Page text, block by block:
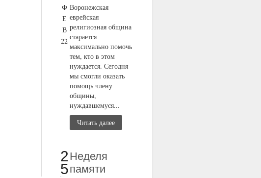
Ф
Е
В
22
Воронежская
еврейская
религиозная община
старается
максимально помочь
тем, кто в этом
нуждается. Сегодня
мы смогли оказать
помощь члену
общины,
нуждавшемуся...
Читать далее
2
5
Неделя
памяти